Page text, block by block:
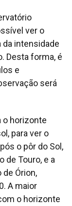
ver o
da intensidade
Desta forma, é
e
será
o horizonte
para ver o
o pôr do Sol,
de Touro, e a
de Órion,
A maior
o horizonte